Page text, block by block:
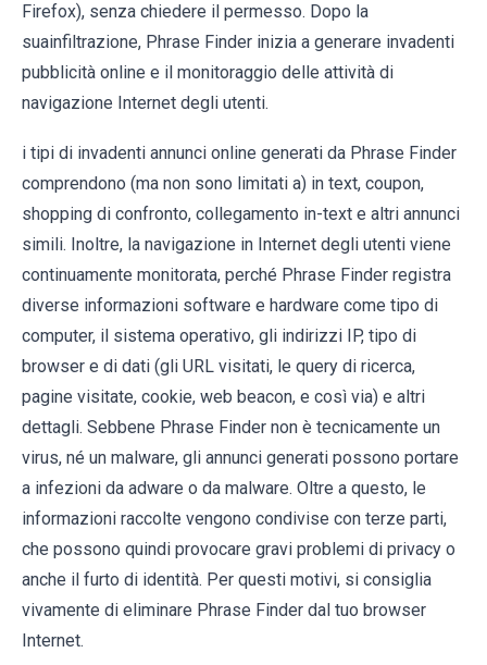
Firefox), senza chiedere il permesso. Dopo la
suainfiltrazione, Phrase Finder inizia a generare invadenti
pubblicità online e il monitoraggio delle attività di
navigazione Internet degli utenti.
i tipi di invadenti annunci online generati da Phrase Finder
comprendono (ma non sono limitati a) in text, coupon,
shopping di confronto, collegamento in-text e altri annunci
simili. Inoltre, la navigazione in Internet degli utenti viene
continuamente monitorata, perché Phrase Finder registra
diverse informazioni software e hardware come tipo di
computer, il sistema operativo, gli indirizzi IP, tipo di
browser e di dati (gli URL visitati, le query di ricerca,
pagine visitate, cookie, web beacon, e così via) e altri
dettagli. Sebbene Phrase Finder non è tecnicamente un
virus, né un malware, gli annunci generati possono portare
a infezioni da adware o da malware. Oltre a questo, le
informazioni raccolte vengono condivise con terze parti,
che possono quindi provocare gravi problemi di privacy o
anche il furto di identità. Per questi motivi, si consiglia
vivamente di eliminare Phrase Finder dal tuo browser
Internet.